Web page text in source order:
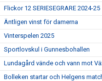
Flickor 12 SERIESEGRARE 2024-25
Äntligen vinst för damerna
Vinterspelen 2025
Sportlovskul i Gunnesbohallen
Lundagård vände och vann mot
Bolleken startar och Helgens